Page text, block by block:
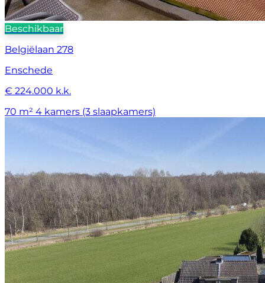
Beschikbaar
Belgiëlaan 278
Enschede
€ 224.000 k.k.
70 m² 4 kamers (3 slaapkamers)